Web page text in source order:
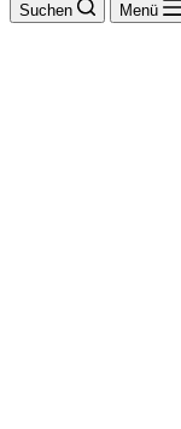
Suchen Menü